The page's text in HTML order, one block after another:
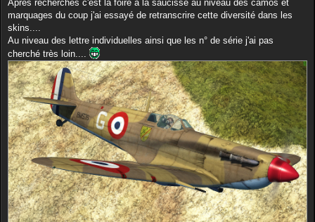
Après recherches c'est la foire à la saucisse au niveau des camos et
marquages du coup j'ai essayé de retranscrire cette diversité dans les
skins....
Au niveau des lettre individuelles ainsi que les n° de série j'ai pas
cherché très loin....